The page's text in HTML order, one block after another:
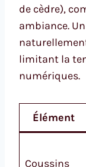
de cèdre),
ambiance.
limitant la
numériques.
Élément
Coussins